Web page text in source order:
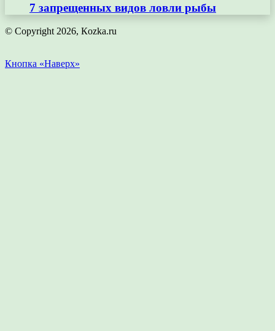
7 запрещенных видов ловли рыбы
© Copyright 2026, Кozka.ru
Кнопка «Наверх»